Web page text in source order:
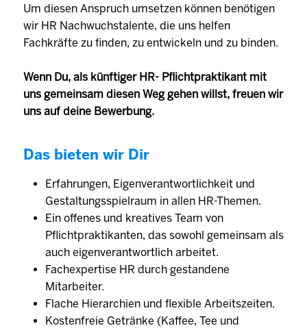
Um diesen Anspruch umsetzen können benötigen
wir HR Nachwuchstalente, die uns helfen
Fachkräfte zu finden, zu entwickeln und zu binden.
Wenn Du, als künftiger HR- Pflichtpraktikant mit
uns gemeinsam diesen Weg gehen willst, freuen wir
uns auf deine Bewerbung.
Das bieten wir Dir
Erfahrungen, Eigenverantwortlichkeit und
Gestaltungsspielraum in allen HR-Themen.
Ein offenes und kreatives Team von
Pflichtpraktikanten, das sowohl gemeinsam als
auch eigenverantwortlich arbeitet.
Fachexpertise HR durch gestandene
Mitarbeiter.
Flache Hierarchien und flexible Arbeitszeiten.
Kostenfreie Getränke (Kaffee, Tee und